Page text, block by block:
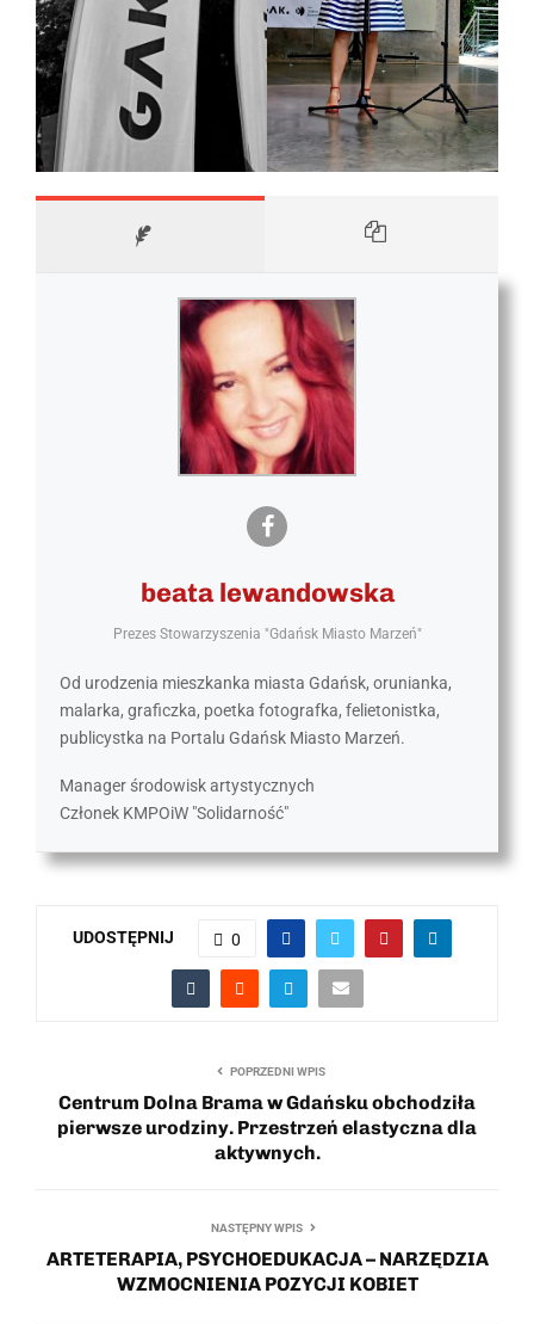
beata lewandowska
Prezes Stowarzyszenia "Gdańsk Miasto Marzeń"
Od urodzenia mieszkanka miasta Gdańsk, orunianka,
malarka, graficzka, poetka fotografka, felietonistka,
publicystka na Portalu Gdańsk Miasto Marzeń.
Manager środowisk artystycznych
Członek KMPOiW "Solidarność"
UDOSTĘPNIJ 0
POPRZEDNI WPIS
Centrum Dolna Brama w Gdańsku obchodziła
pierwsze urodziny. Przestrzeń elastyczna dla
aktywnych.
NASTĘPNY WPIS
ARTETERAPIA, PSYCHOEDUKACJA – NARZĘDZIA
WZMOCNIENIA POZYCJI KOBIET